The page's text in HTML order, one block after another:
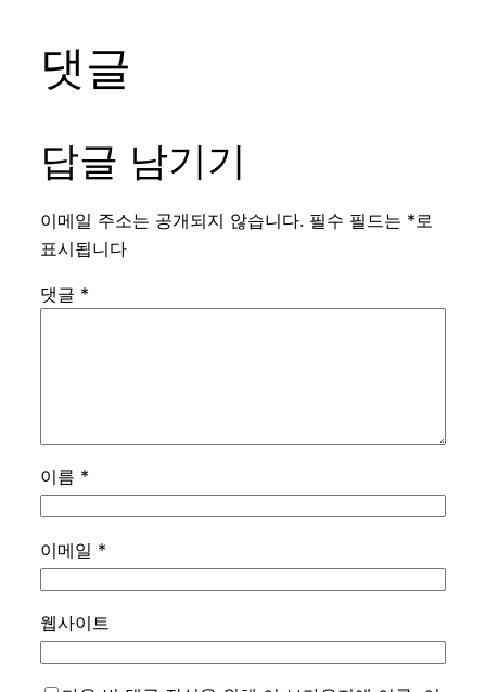
댓글
답글 남기기
이메일 주소는 공개되지 않습니다. 필수 필드는 *로
표시됩니다
댓글 *
이름 *
이메일 *
웹사이트